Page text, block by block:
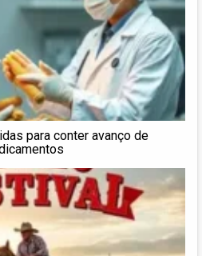
para conter avanço de